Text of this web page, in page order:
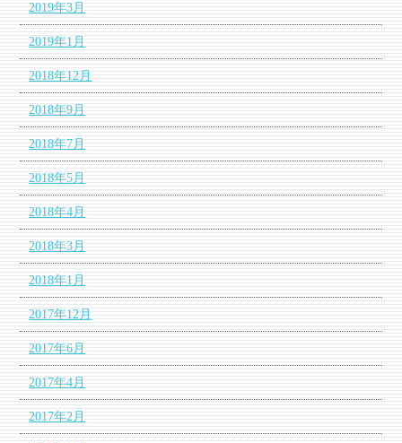
2019年3月
2019年1月
2018年12月
2018年9月
2018年7月
2018年5月
2018年4月
2018年3月
2018年1月
2017年12月
2017年6月
2017年4月
2017年2月